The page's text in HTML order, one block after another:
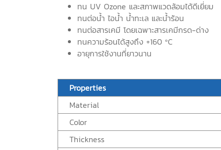
ทน UV Ozone และสภาพแวดล้อมได้ดีเยี่ยม
ทนต่อน้ำ ไอน้ำ น้ำทะเล และน้ำร้อน
ทนต่อสารเคมี โดยเฉพาะสารเคมีกรด-ด่าง
ทนความร้อนได้สูงถึง +160 ºC
อายุการใช้งานที่ยาวนาน
Properties
Material
Color
Thickness